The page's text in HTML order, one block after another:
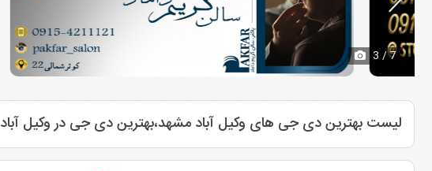
3 / 7
لیست بهترین دی جی های وکیل آباد مشهد،بهترین دی جی در وکیل